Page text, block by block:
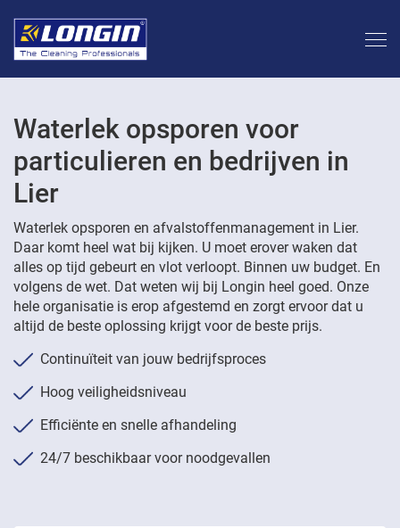
Waterlek opsporen voor
particulieren en bedrijven in
Lier
Waterlek opsporen en afvalstoffenmanagement in Lier.
Daar komt heel wat bij kijken. U moet erover waken dat
alles op tijd gebeurt en vlot verloopt. Binnen uw budget. En
volgens de wet. Dat weten wij bij Longin heel goed. Onze
hele organisatie is erop afgestemd en zorgt ervoor dat u
altijd de beste oplossing krijgt voor de beste prijs.
Continuïteit van jouw bedrijfsproces
Hoog veiligheidsniveau
Efficiënte en snelle afhandeling
24/7 beschikbaar voor noodgevallen